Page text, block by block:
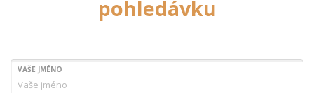
pohledávku
VAŠE JMÉNO